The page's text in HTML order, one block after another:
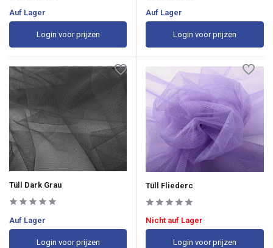
Auf Lager
Login voor prijzen
Auf Lager
Login voor prijzen
Tüll Dark Grau
Auf Lager
Login voor prijzen
Tüll Fliederc
Nicht auf Lager
Login voor prijzen